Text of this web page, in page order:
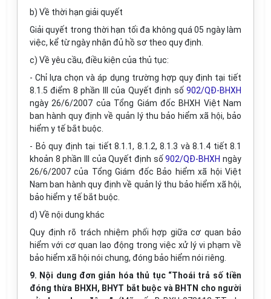
b) Về thời hạn giải quyết
Giải quyết trong thời hạn tối đa không quá 05 ngày làm
việc, kể từ ngày nhận đủ hồ sơ theo quy định.
c) Về yêu cầu, điều kiện của thủ tục:
- Chỉ lựa chọn và áp dụng trường hợp quy định tại tiết
8.1.5 điểm 8 phần III của Quyết định số 902/QĐ-BHXH
ngày 26/6/2007 của Tổng Giám đốc BHXH Việt Nam
ban hành quy định về quản lý thu bảo hiểm xã hội, bảo
hiểm y tế bắt buộc.
- Bỏ quy định tại tiết 8.1.1, 8.1.2, 8.1.3 và 8.1.4 tiết 8.1
khoản 8 phần III của Quyết định số902/QĐ-BHXH ngày
26/6/2007 của Tổng Giám đốc Bảo hiểm xã hội Việt
Nam ban hành quy định về quản lý thu bảo hiểm xã hội,
bảo hiểm y tế bắt buộc.
d) Về nội dung khác
Quy định rõ trách nhiệm phối hợp giữa cơ quan bảo
hiểm với cơ quan lao động trong việc xử lý vi phạm về
bảo hiểm xã hội nói chung, đóng bảo hiểm nói riêng.
9. Nội dung đơn giản hóa thủ tục “Thoái trả số tiền
đóng thừa BHXH, BHYT bắt buộc và BHTN cho người